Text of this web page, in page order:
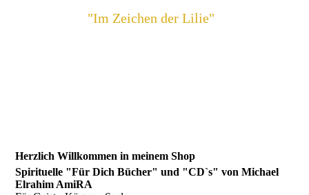
"Im Zeichen der Lilie"
Herzlich Willkommen in meinem Shop
Spirituelle "Für Dich Bücher" und "CD`s" von Michael
Elrahim AmiRA